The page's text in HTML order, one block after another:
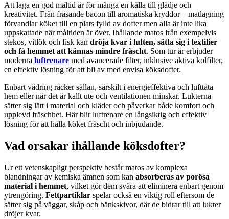
Att laga en god måltid är för många en källa till glädje och
kreativitet. Från fräsande bacon till aromatiska kryddor – matlagning
förvandlar köket till en plats fylld av dofter men alla är inte lika
uppskattade när måltiden är över. Ihållande matos från exempelvis
stekos, vitlök och fisk kan dröja kvar i luften, sätta sig i textilier
och få hemmet att kännas mindre fräscht. Som tur är erbjuder
moderna luftrenare med avancerade filter, inklusive aktiva kolfilter,
en effektiv lösning för att bli av med envisa köksdofter.
Enbart vädring räcker sällan, särskilt i energieffektiva och lufttäta
hem eller när det är kallt ute och ventilationen minskar. Lukterna
sätter sig lätt i material och kläder och påverkar både komfort och
upplevd fräschhet. Här blir luftrenare en långsiktig och effektiv
lösning för att hålla köket fräscht och inbjudande.
Vad orsakar ihållande köksdofter?
Ur ett vetenskapligt perspektiv består matos av komplexa
blandningar av kemiska ämnen som kan absorberas av porösa
material i hemmet, vilket gör dem svåra att eliminera enbart genom
ytrengöring. Fettpartiklar spelar också en viktig roll eftersom de
sätter sig på väggar, skåp och bänkskivor, där de bidrar till att lukter
dröjer kvar.